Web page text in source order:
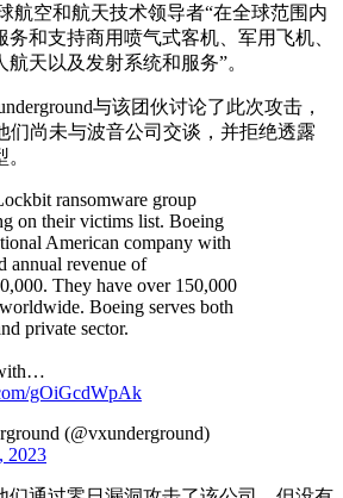
航空和航天技术领导者“在全球范围内
和支持商用喷气式客机、军用飞机、
天以及发射系统和服务”。
与该团伙讨论了此次攻击，
们尚未与波音公司交谈，并拒绝透露
ransomware group
on their victims list. Boeing
American company with
annual revenue of
They have over 150,000
Boeing serves both
private sector.
gOiGcdWpAk
(@vxunderground)
2023